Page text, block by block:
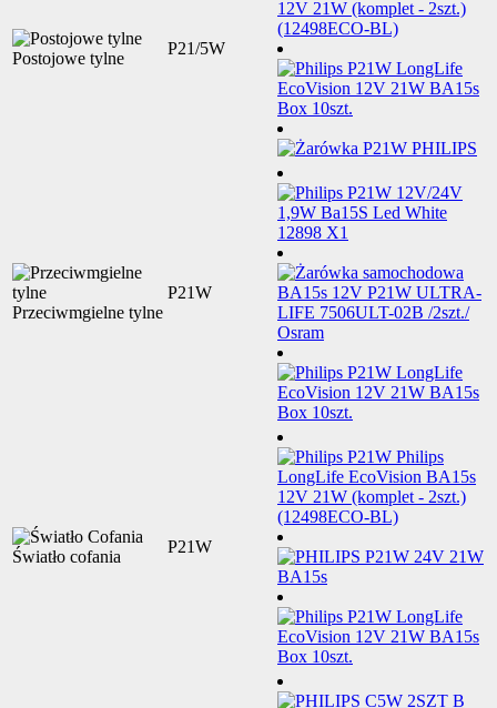
Postojowe tylne
P21/5W
Przeciwmgielne tylne
P21W
Światło cofania
P21W